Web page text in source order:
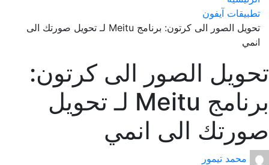
تطبيقات آيفون
تحويل الصور الى كرتون: برنامج Meitu لـ تحويل صورتك الى
انمي
تحويل الصور الى كرتون:
برنامج Meitu لـ تحويل
صورتك الى انمي
محمد تيمور